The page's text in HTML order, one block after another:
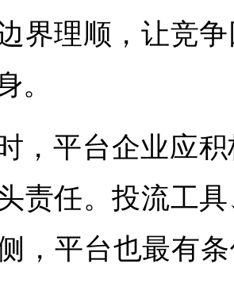
界理顺，让竞
。
，平台企业应
责任。投流工
，平台也最有